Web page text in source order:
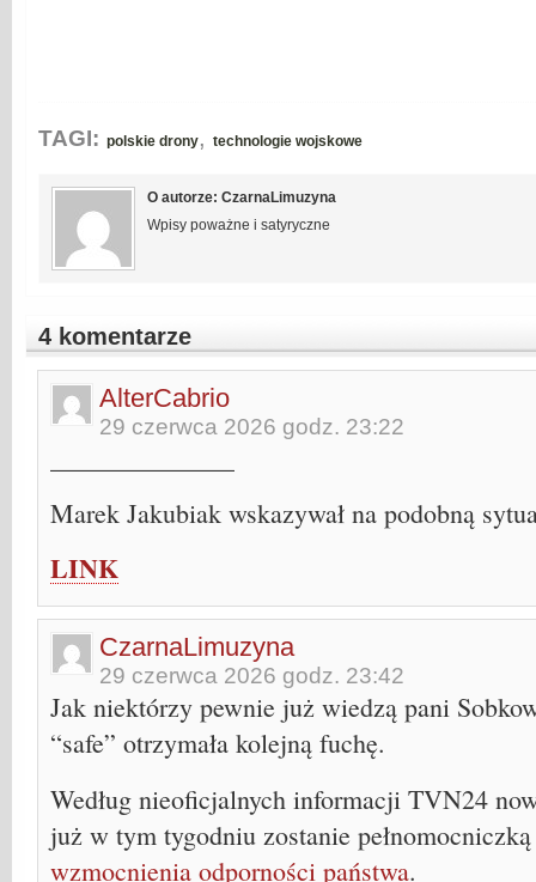
TAGI: polskie drony, technologie wojskowe
O autorze: CzarnaLimuzyna
Wpisy poważne i satyryczne
4 komentarze
AlterCabrio
29 czerwca 2026 godz. 23:22
Marek Jakubiak wskazywał na podobną
LINK
CzarnaLimuzyna
29 czerwca 2026 godz. 23:42
Jak niektórzy pewnie już wiedzą pani
“safe” otrzymała kolejną fuchę.
Według nieoficjalnych informacji TVN24
już w tym tygodniu zostanie
wzmocnienia odporności państwa.